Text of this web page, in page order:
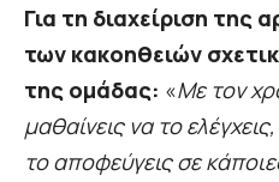
Για τη διαχείριση της
των κακοηθειών
της ομάδας: «Με τον
μαθαίνεις να το
το αποφεύγεις σε